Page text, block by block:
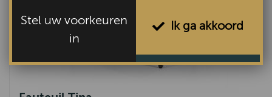
Stel uw voorkeuren
in
Ik ga akkoord